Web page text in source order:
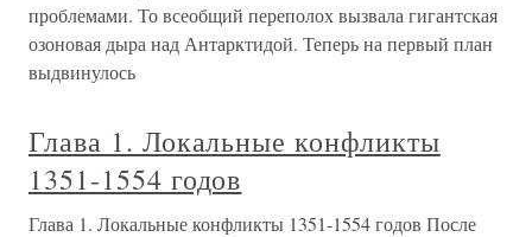
проблемами. То всеобщий переполох вызвала гигантская
озоновая дыра над Антарктидой. Теперь на первый план
выдвинулось
Глава 1. Локальные конфликты
1351-1554 годов
Глава 1. Локальные конфликты 1351-1554 годов После